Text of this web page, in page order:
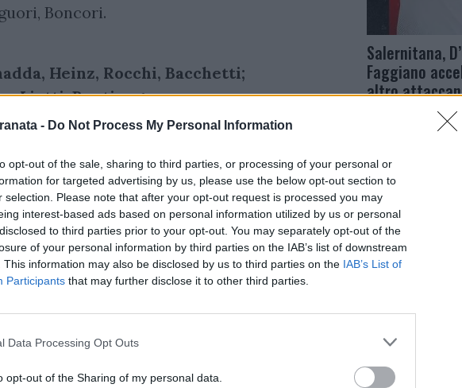
- Do Not Process My Personal Information
opt-out of the sale, sharing to third parties, or processing of your personal or
for targeted advertising by us, please use the below opt-out section to
selection. Please note that after your opt-out request is processed you may
interest-based ads based on personal information utilized by us or personal
to third parties prior to your opt-out. You may separately opt-out of the
of your personal information by third parties on the IAB’s list of downstream
This information may also be disclosed by us to third parties on the IAB’s List of
Participants that may further disclose it to other third parties.
Data Processing Opt Outs
opt-out of the Sharing of my personal data.
Boncori.
Heinz, Rocchi, Bacchetti;
Liotti, Bentivegna.
Giugno, Contec, Vano, Llano, Arzillo,
Galletta.
Chichi e Cardona. IV ufficiale
che lasci a pochi spazi alla
in porta.
di Bocchetti alto.
Salernitana,
Faggiano
altro
Salernitana,
Starita al
Arriva il
Nuovo colpo a